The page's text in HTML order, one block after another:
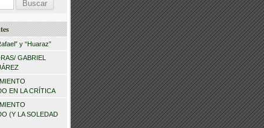
y “Huaraz”
GABRIEL
EN LA CRÍTICA
(Y LA SOLEDAD